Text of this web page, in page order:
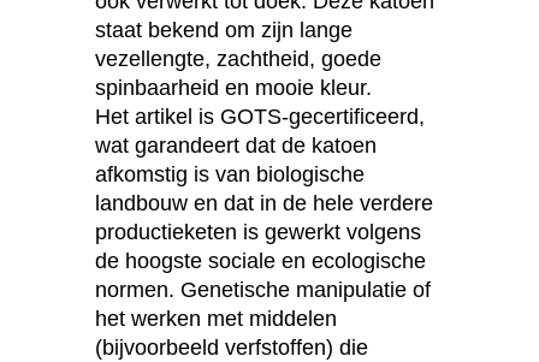
staat bekend om zijn lange
vezellengte, zachtheid, goede
spinbaarheid en mooie kleur.
Het artikel is GOTS-gecertificeerd,
wat garandeert dat de katoen
afkomstig is van biologische
landbouw en dat in de hele verdere
productieketen is gewerkt volgens
de hoogste sociale en ecologische
normen. Genetische manipulatie of
het werken met middelen
(bijvoorbeeld verfstoffen) die